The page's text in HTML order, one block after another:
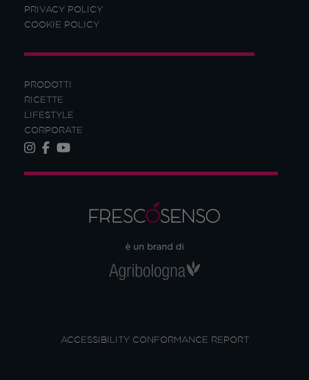
PRODOTTI
RICETTE
LIFESTYLE
CORPORATE
PRIVACY POLICY
COOKIE POLICY
ACCESSIBILITY CONFORMANCE REPORT